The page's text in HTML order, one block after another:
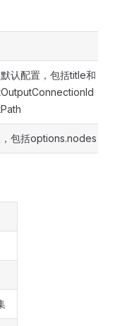
认配置，包括title和
，
包括options.nodes